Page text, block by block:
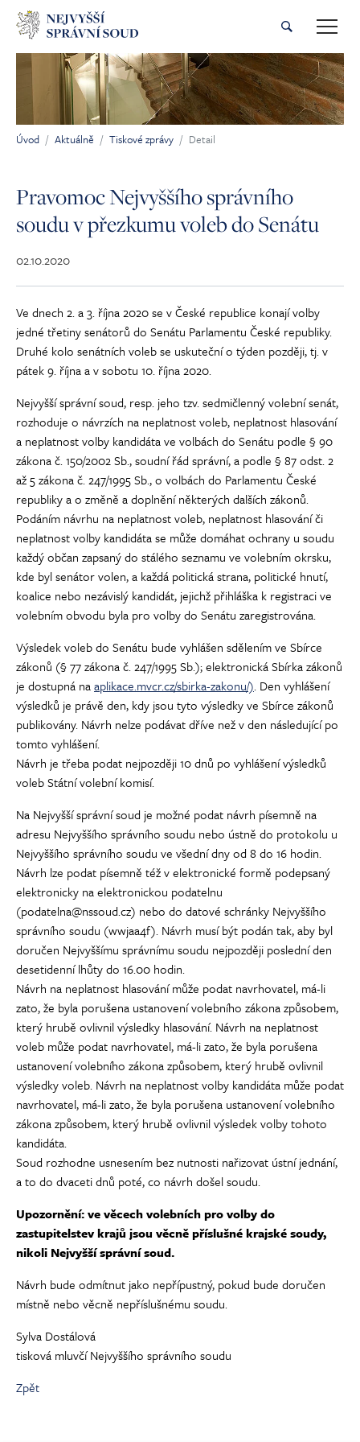
Přeskočit na hlavní obsah
Jsi tady:
Úvod Aktuálně Tiskové zprávy Detail
Pravomoc Nejvyššího správního
soudu v přezkumu voleb do Senátu
02.10.2020
Ve dnech 2. a 3. října 2020 se v České republice konají volby
jedné třetiny senátorů do Senátu Parlamentu České republiky.
Druhé kolo senátních voleb se uskuteční o týden později, tj. v
pátek 9. října a v sobotu 10. října 2020.
Nejvyšší správní soud, resp. jeho tzv. sedmičlenný volební senát,
rozhoduje o návrzích na neplatnost voleb, neplatnost hlasování
a neplatnost volby kandidáta ve volbách do Senátu podle § 90
zákona č. 150/2002 Sb., soudní řád správní, a podle § 87 odst. 2
až 5 zákona č. 247/1995 Sb., o volbách do Parlamentu České
republiky a o změně a doplnění některých dalších zákonů.
Podáním návrhu na neplatnost voleb, neplatnost hlasování či
neplatnost volby kandidáta se může domáhat ochrany u soudu
každý občan zapsaný do stálého seznamu ve volebním okrsku,
kde byl senátor volen, a každá politická strana, politické hnutí,
koalice nebo nezávislý kandidát, jejichž přihláška k registraci ve
volebním obvodu byla pro volby do Senátu zaregistrována.
Výsledek voleb do Senátu bude vyhlášen sdělením ve Sbírce
zákonů (§ 77 zákona č. 247/1995 Sb.); elektronická Sbírka zákonů
je dostupná naaplikace.mvcr.cz/sbirka-zakonu/). Den vyhlášení
výsledků je právě den, kdy jsou tyto výsledky ve Sbírce zákonů
publikovány. Návrh nelze podávat dříve než v den následující po
tomto vyhlášení.
Návrh je třeba podat nejpozději 10 dnů po vyhlášení výsledků
voleb Státní volební komisí.
Na Nejvyšší správní soud je možné podat návrh písemně na
adresu Nejvyššího správního soudu nebo ústně do protokolu u
Nejvyššího správního soudu ve všední dny od 8 do 16 hodin.
Návrh lze podat písemně též v elektronické formě podepsaný
elektronicky na elektronickou podatelnu
(podatelna@nssoud.cz) nebo do datové schránky Nejvyššího
správního soudu (wwjaa4f). Návrh musí být podán tak, aby byl
doručen Nejvyššímu správnímu soudu nejpozději poslední den
desetidenní lhůty do 16.00 hodin.
Návrh na neplatnost hlasování může podat navrhovatel, má-li
zato, že byla porušena ustanovení volebního zákona způsobem,
který hrubě ovlivnil výsledky hlasování. Návrh na neplatnost
voleb může podat navrhovatel, má-li zato, že byla porušena
ustanovení volebního zákona způsobem, který hrubě ovlivnil
výsledky voleb. Návrh na neplatnost volby kandidáta může podat
navrhovatel, má-li zato, že byla porušena ustanovení volebního
zákona způsobem, který hrubě ovlivnil výsledek volby tohoto
kandidáta.
Soud rozhodne usnesením bez nutnosti nařizovat ústní jednání,
a to do dvaceti dnů poté, co návrh došel soudu.
Upozornění: ve věcech volebních pro volby do
zastupitelstev krajů jsou věcně příslušné krajské soudy,
nikoli Nejvyšší správní soud.
Návrh bude odmítnut jako nepřípustný, pokud bude doručen
místně nebo věcně nepříslušnému soudu.
Sylva Dostálová
tisková mluvčí Nejvyššího správního soudu
Zpět